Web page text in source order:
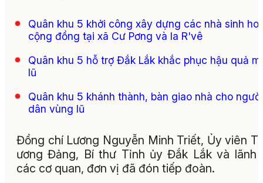
Quân khu 5 khởi công xây dựng các nhà sinh
cộng đồng tại xã Cư Pơng và Ia R'vê
Quân khu 5 hỗ trợ Đắk Lắk khắc phục hậu quả
lũ
Quân khu 5 khánh thành, bàn giao nhà cho người
dân vùng lũ
Đồng chí Lương Nguyễn Minh Triết, Ủy viên
ương Đảng, Bí thư Tỉnh ủy Đắk Lắk và lãnh
các cơ quan, đơn vị đã đón tiếp đoàn.